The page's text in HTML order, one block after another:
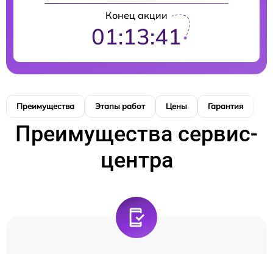
Конец акции
01:13:40
Преимущества Этапы работ Цены Гарантия
Преимущества сервис-
центра